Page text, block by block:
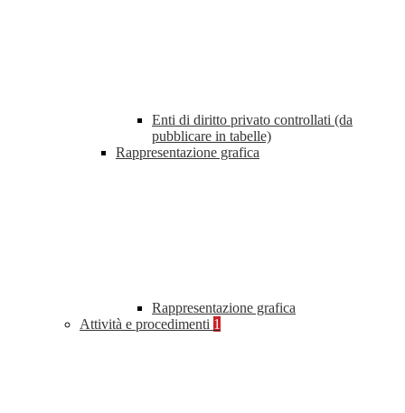
Enti di diritto privato controllati (da
pubblicare in tabelle)
Rappresentazione grafica
Rappresentazione grafica
Attività e procedimenti 1